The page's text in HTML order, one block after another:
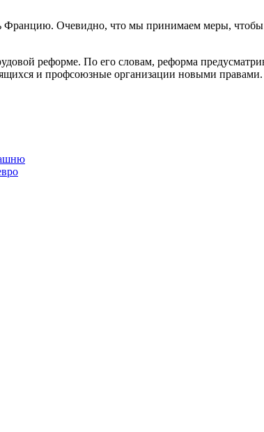
Францию. Очевидно, что мы принимаем меры,
реформе. По его словам, реформа
и профсоюзные организации новыми правами.